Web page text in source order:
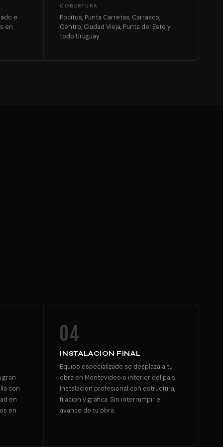
e
en
COBERTURA
Pocitos, Punta Carretas, Carrasco,
Centro, Ciudad Vieja, Punta del Este y
todo Uruguay
gran
con
en
en
04
INSTALACION FINAL
Equipo especializado se desplaza a tu
obra en Montevideo o interior del pais.
Instalacion profesional con estructura,
fijacion y grafica. Sin interrumpir el
avance de tu obra.